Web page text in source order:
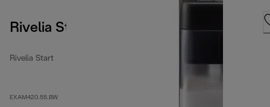
Rivelia Start Umber Brown
Rivelia Start
EXAM420.55.BW